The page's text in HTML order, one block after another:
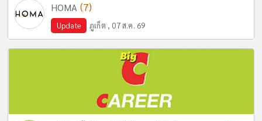
HOMA (7)
Update ภูเก็ต , 07 ส.ค. 69